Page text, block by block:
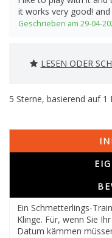
it works very good!
Geschrieben am 29-04-
LESEN ODER
5 Sterne, basierend auf 1
Ein Schmetterlings-
Klinge. Für, wenn Sie
Datum kämmen